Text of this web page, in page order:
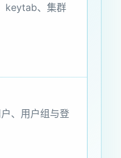
keytab、集群
、用户组与登